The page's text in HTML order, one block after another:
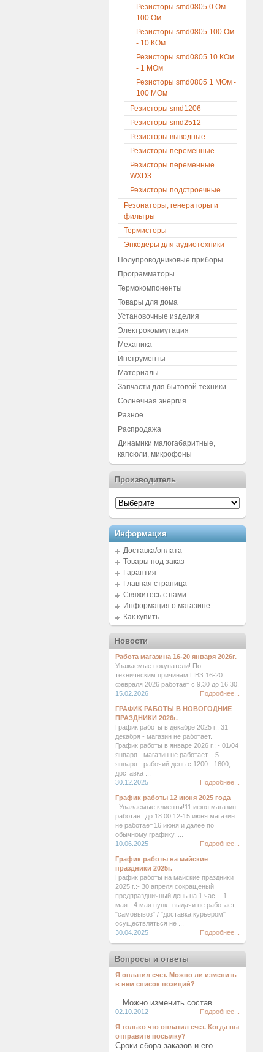
Резисторы smd0805 0 Ом -
100 Ом
Резисторы smd0805 100 Ом
- 10 КОм
Резисторы smd0805 10 КОм
- 1 МОм
Резисторы smd0805 1 МОм -
100 МОм
Резисторы smd1206
Резисторы smd2512
Резисторы выводные
Резисторы переменные
Резисторы переменные
WXD3
Резисторы подстроечные
Резонаторы, генераторы и
фильтры
Термисторы
Энкодеры для аудиотехники
Полупроводниковые приборы
Программаторы
Термокомпоненты
Товары для дома
Установочные изделия
Электрокоммутация
Механика
Инструменты
Материалы
Запчасти для бытовой техники
Солнечная энергия
Разное
Распродажа
Динамики малогабаритные,
капсюли, микрофоны
Производитель
Информация
Доставка/оплата
Товары под заказ
Гарантия
Главная страница
Свяжитесь с нами
Информация о магазине
Как купить
Новости
Работа магазина 16-20 января 2026г.
Уважаемые покупатели! По
техническим причинам ПВЗ 16-20
февраля 2026 работает с 9.30 до 16.30.
15.02.2026
Подробнее...
ГРАФИК РАБОТЫ В НОВОГОДНИЕ
ПРАЗДНИКИ 2026г.
График работы в декабре 2025 г.: 31
декабря - магазин не работает.
График работы в январе 2026 г.: - 01/04
января - магазин не работает. - 5
января - рабочий день с 1200 - 1600,
доставка ...
30.12.2025
Подробнее...
График работы 12 июня 2025 года
Уважаемые клиенты!11 июня магазин
работает до 18:00.12-15 июня магазин
не работает.16 июня и далее по
обычному графику. ...
10.06.2025
Подробнее...
График работы на майские
праздники 2025г.
График работы на майские праздники
2025 г.:- 30 апреля сокращеный
предпраздничный день на 1 час. - 1
мая - 4 мая пункт выдачи не работает,
"самовывоз" / "доставка курьером"
осуществляться не ...
30.04.2025
Подробнее...
Вопросы и ответы
Я оплатил счет. Можно ли изменить
в нем список позиций?
Можно изменить состав ...
02.10.2012 Подробнее...
Я только что оплатил счет. Когда вы
отправите посылку?
Сроки сбора заказов и его